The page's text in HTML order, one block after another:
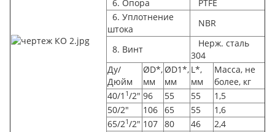
6. Опора
PTFE
6. Уплотнение
штока
NBR
8. Винт
Нерж. сталь
304
Ду/
Дюйм
ØD*,
мм
ØD1*,
мм
L*,
мм
Масса, не
более, кг
40/1 1/2" 96 55 55
1,5
50/2"
106 65 55
1,6
65/21/2" 107 80 46
2,4